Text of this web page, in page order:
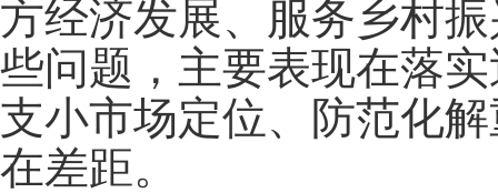
方经济发展、服务乡村
些问题，主要表现在落
支小市场定位、防范化
在差距。